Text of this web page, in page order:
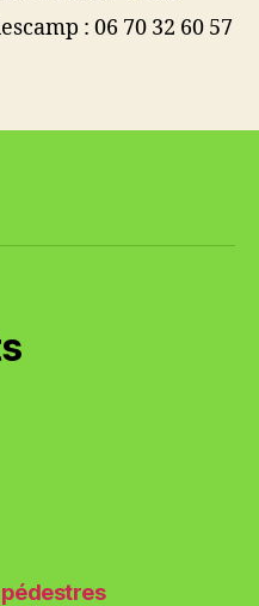
: 06 70 32 60 57